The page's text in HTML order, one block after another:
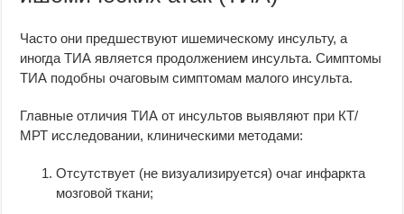
Часто они предшествуют ишемическому инсульту, а
иногда ТИА является продолжением инсульта. Симптомы
ТИА подобны очаговым симптомам малого инсульта.
Главные отличия ТИА от инсультов выявляют при КТ/
МРТ исследовании, клиническими методами:
Отсутствует (не визуализируется) очаг инфаркта
мозговой ткани;